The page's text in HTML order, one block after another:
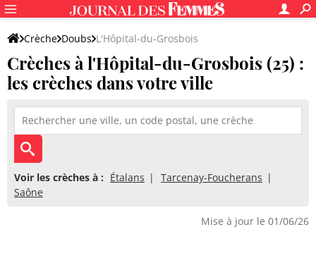
Crèche Doubs L'Hôpital-du-Grosbois
Crèches à l'Hôpital-du-Grosbois (25) :
les crèches dans votre ville
Voir les crèches à : Étalans
Tarcenay-Foucherans
Saône
Mise à jour le 01/06/26